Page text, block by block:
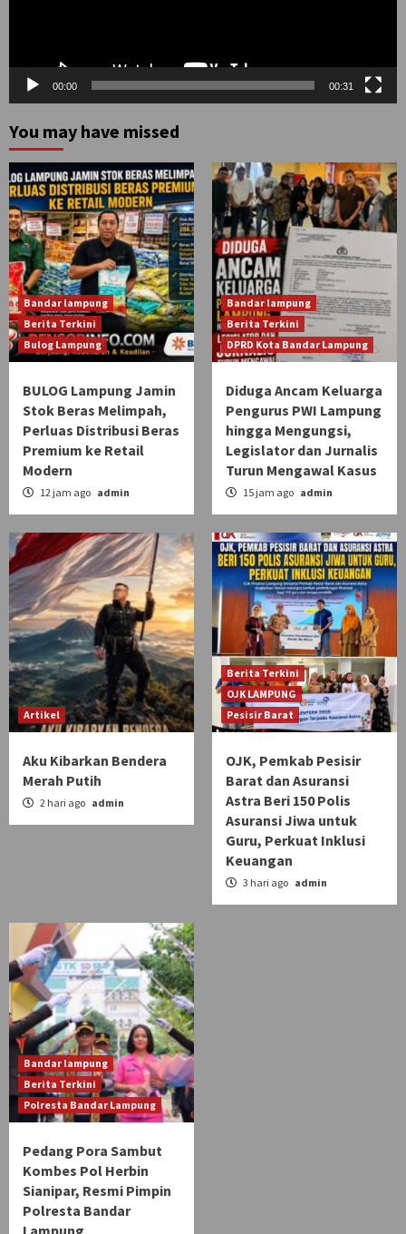
00:00 00:31
You may have missed
Bandar lampung
Berita Terkini
Bulog Lampung
BULOG Lampung Jamin
Stok Beras Melimpah,
Perluas Distribusi Beras
Premium ke Retail
Modern
12 jam ago admin
Bandar lampung
Berita Terkini
DPRD Kota Bandar Lampung
Diduga Ancam Keluarga
Pengurus PWI Lampung
hingga Mengungsi,
Legislator dan Jurnalis
Turun Mengawal Kasus
15 jam ago admin
Artikel
Aku Kibarkan Bendera
Merah Putih
2 hari ago admin
Berita Terkini
OJK LAMPUNG
Pesisir Barat
OJK, Pemkab Pesisir
Barat dan Asuransi
Astra Beri 150 Polis
Asuransi Jiwa untuk
Guru, Perkuat Inklusi
Keuangan
3 hari ago admin
Bandar lampung
Berita Terkini
Polresta Bandar Lampung
Pedang Pora Sambut
Kombes Pol Herbin
Sianipar, Resmi Pimpin
Polresta Bandar
Lampung